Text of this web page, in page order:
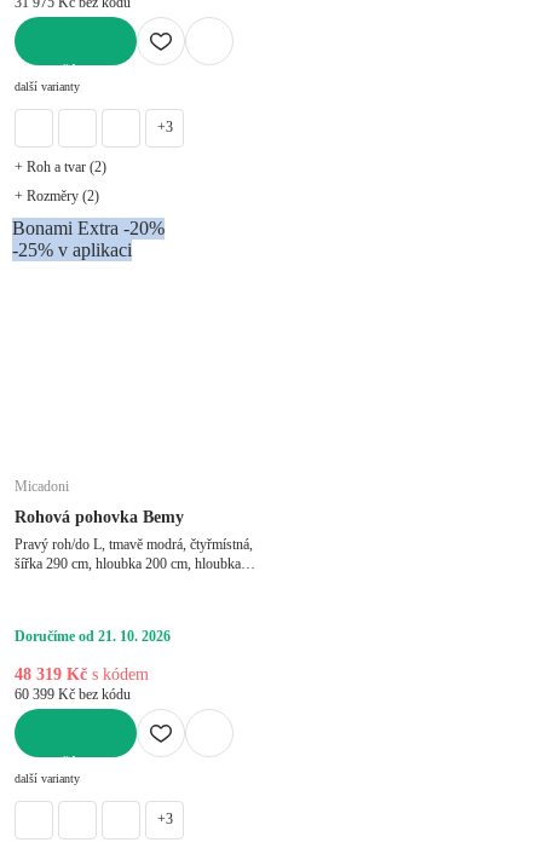
další varianty
+3
+ Roh a tvar (2)
+ Rozměry (2)
Bonami Extra -20%
-25% v aplikaci
Micadoni
Rohová pohovka Bemy
Pravý roh/do L, tmavě modrá, čtyřmístná,
šířka 290 cm, hloubka 200 cm, hloubka
Doručíme od 21. 10. 2026
48 319 Kč s kódem
60 399 Kč bez kódu
další varianty
+3